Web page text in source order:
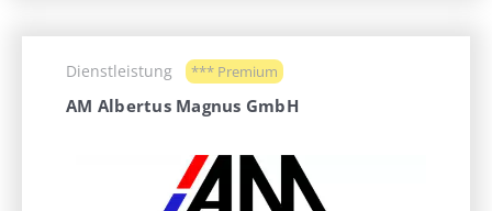
Dienstleistung *** Premium
AM Albertus Magnus GmbH